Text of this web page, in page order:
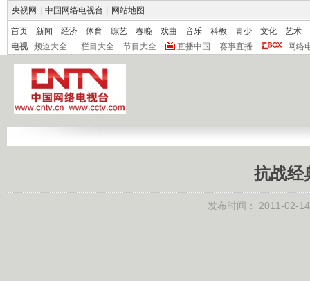
央视网 中国网络电视台 网站地图
首页 新闻 经济 体育 综艺 春晚 戏曲 音乐 科教 青少 文化
艺术
电视
频道大全 栏目大全 节目大全 直播中国 赛事直播 网络
抗战经
发布时间： 2011-02-